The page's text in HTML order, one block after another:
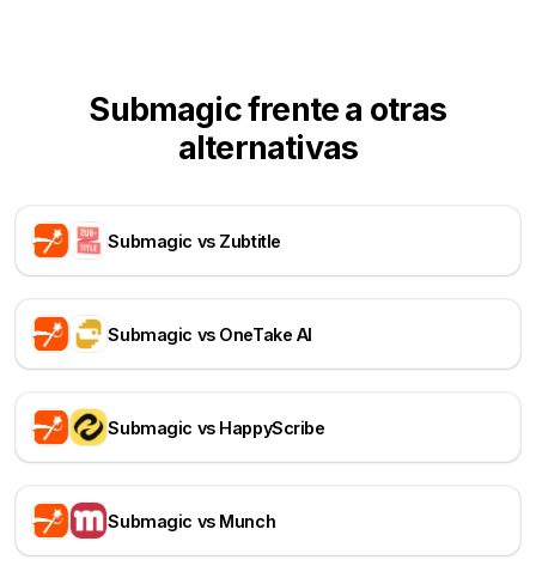
Submagic frente a otras
alternativas
Submagic vs Zubtitle
Submagic vs OneTake AI
Submagic vs HappyScribe
Submagic vs Munch